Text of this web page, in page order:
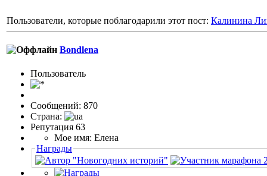
Пользователи, которые поблагодарили этот пост: Калинина
Bondlena
Пользовaтeль
Сообщений: 870
Страна:
Репутация 63
Мое имя: Елена
Награды